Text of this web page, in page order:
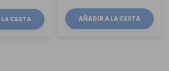
CESTA AÑADIR A LA CESTA